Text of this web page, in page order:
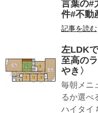
言葉の#
件#不動
記事を読む
左LDK
至高の
やき〉
毎朝メニ
るか選べ
ハイタイ